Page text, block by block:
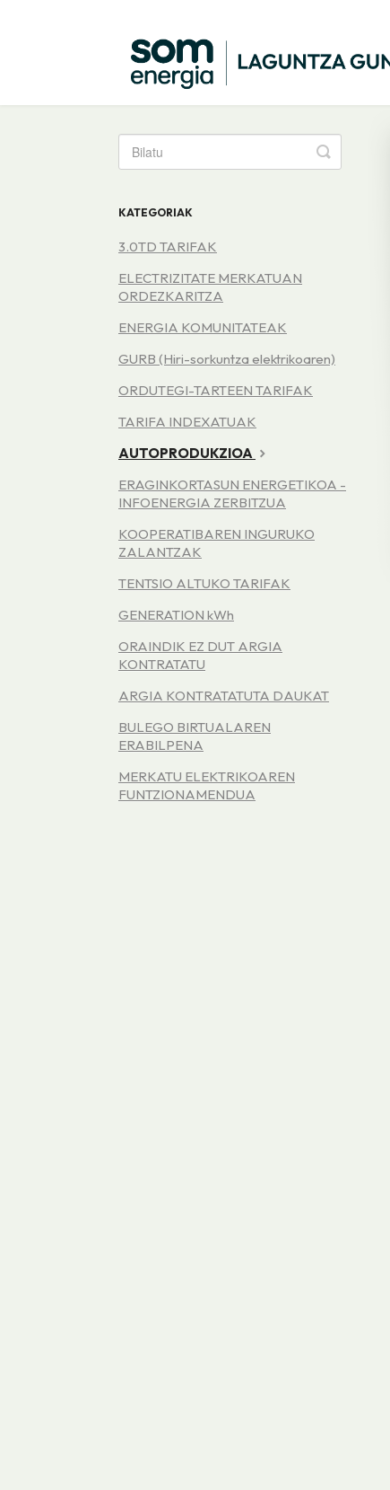
Toggle
Search
KATEGORIAK
3.0TD TARIFAK
ELECTRIZITATE MERKATUAN
ORDEZKARITZA
ENERGIA KOMUNITATEAK
GURB (Hiri-sorkuntza elektrikoaren)
ORDUTEGI-TARTEEN TARIFAK
TARIFA INDEXATUAK
AUTOPRODUKZIOA
ERAGINKORTASUN ENERGETIKOA -
INFOENERGIA ZERBITZUA
KOOPERATIBAREN INGURUKO
ZALANTZAK
TENTSIO ALTUKO TARIFAK
GENERATION kWh
ORAINDIK EZ DUT ARGIA
KONTRATATU
ARGIA KONTRATATUTA DAUKAT
BULEGO BIRTUALAREN
ERABILPENA
MERKATU ELEKTRIKOAREN
FUNTZIONAMENDUA